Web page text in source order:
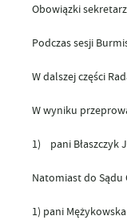
Obowiązki
Podczas sesji
W dalszej części
W wyniku
1) pani Błaszczyk
Natomiast do Sądu
1) pani